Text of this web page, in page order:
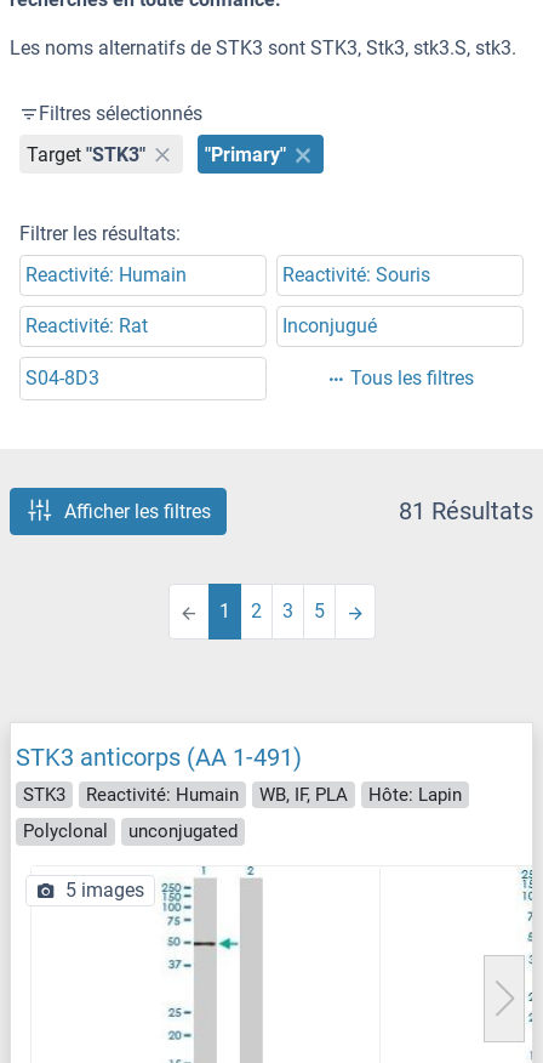
Les noms alternatifs de STK3 sont STK3, Stk3, stk3.S, stk3.
Filtres sélectionnés
Target "STK3" "Primary"
Filtrer les résultats:
Reactivité: Humain
Reactivité: Souris
Reactivité: Rat Inconjugué
S04-8D3 Tous les filtres
Afficher les filtres 81 Résultats
1 2 3 5
STK3 anticorps (AA 1-491)
STK3 Reactivité: Humain WB, IF, PLA
Hôte: Lapin
Polyclonal
unconjugated
5 images